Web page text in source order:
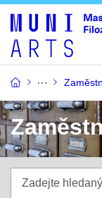
hledaný